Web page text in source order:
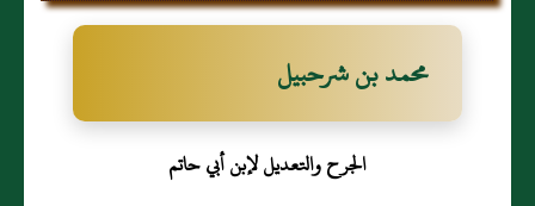
محمد بن شرحبيل
الجرح والتعديل لإبن أبي حاتم